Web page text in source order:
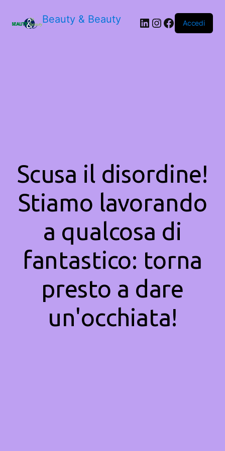
Beauty & Beauty LinkedIn
Instagram
Facebook
Accedi
Scusa il disordine!
Stiamo lavorando
a qualcosa di
fantastico: torna
presto a dare
un'occhiata!